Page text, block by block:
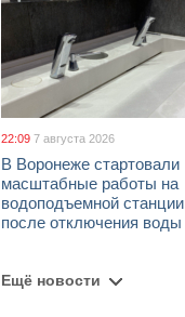
22:09 7 августа 2026
В Воронеже стартовали
масштабные работы на
водоподъемной станции
после отключения воды
Ещё новости